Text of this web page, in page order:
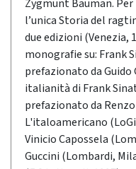
Zygmunt Bauman.
l’unica Storia del
due edizioni (Venezia,
monografie su: Frank
prefazionato da Guido
italianità di Frank
prefazionato da
L'italoamericano
Vinicio Capossela
Guccini (Lombardi,